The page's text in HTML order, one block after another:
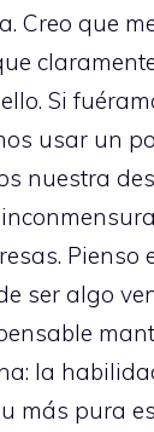
Creo que
Si
usar un
nuestra
Pienso
ser algo
la
más pura